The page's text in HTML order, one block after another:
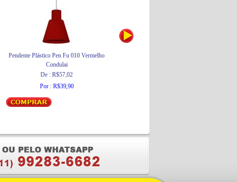
Pendente Plástico Pen Fu 010 Vermelho
Condulai
De : R$57,02
Por : R$39,90